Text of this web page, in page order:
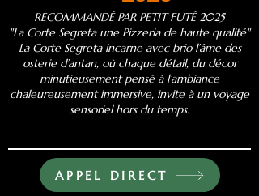
RECOMMANDÉ PAR PETIT FUTÉ 2025
"La Corte Segreta une Pizzeria de haute qualité"
​La Corte Segreta incarne avec brio l’âme des
osterie d’antan, où chaque détail, du décor
minutieusement pensé à l’ambiance
chaleureusement immersive, invite à un voyage
sensoriel hors du temps.
APPEL DIRECT